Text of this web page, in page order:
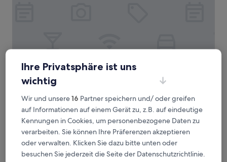
Hôtel le Mont Paisible
Hôtel le Mont Paisible
3.0-
Sterne-
Unterkunft
Randogne
von
10,
Außergewöhnlich,
(267
Bewertungen)
9,4/10 Außergewöhnlich (267 Bewertungen)
Der
Preis
158 €
inkl. Steuern & Gebühren
26. Aug.–27. Aug.
Ihre Privatsphäre ist uns
wichtig
Wir und unsere16 Partner speichern und/ oder greifen
auf Informationen auf einem Gerät zu, z.B. auf eindeutige
Kennungen in Cookies, um personenbezogene Daten zu
verarbeiten. Sie können Ihre Präferenzen akzeptieren
oder verwalten. Klicken Sie dazu bitte unten oder
besuchen Sie jederzeit die Seite der Datenschutzrichtlinie.